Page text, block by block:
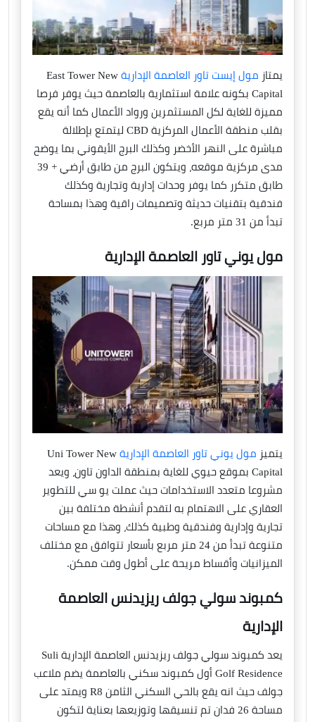
يمتاز مول إيست تاور العاصمة الإدارية East Tower New
Capital بكونه علامة استثمارية بالعاصمة حيث يوفر فرصا
مميزة للغاية لكل المستثمرين ورواد الأعمال كما أنه يقع
بقلب منطقة الأعمال المركزية CBD ليتمتع بإطلالة
مباشرة على النهر الأخضر وكذلك البرج الأيقوني بما يوضح
مدى مركزية موقعه، ويتكون البرج من طابق أرضي + 39
طابق متكرر كما يوفر وحدات إدارية وتجارية وكذلك
فندقية بتقنيات حديثة وتصميمات راقية وهذا بمساحة
تبدأ من 31 متر مربع.
مول يوني تاور العاصمة الإدارية
يتميز مول يوني تاور العاصمة الإدارية Uni Tower New
Capital بموقع حيوي للغاية بمنطقة الداون تاون، ويعد
مشروعا متعدد الاستخدامات حيث عملت يو سي للتطوير
العقاري على الاهتمام به لتقدم أنشطة مختلفة بين
تجارية وإدارية وفندقية وطبية كذلك، وهذا مع مساحات
متنوعة تبدأ من 24 متر مربع بأسعار تتوافق مع مختلف
الميزانيات وأقساط مريحة على أطول وقت ممكن.
كمبوند سولي جولف ريزيدنس العاصمة
الإدارية
يعد كمبوند سولي جولف ريزيدنس العاصمة الإدارية Suli
Golf Residence أول كمبوند سكني بالعاصمة يضم ملاعب
جولف حيث انه يقع بالحي السكني الثامن R8 ويمتد على
مساحة 26 فدان تم تنسيقها وتوزيعها بعناية لتكون